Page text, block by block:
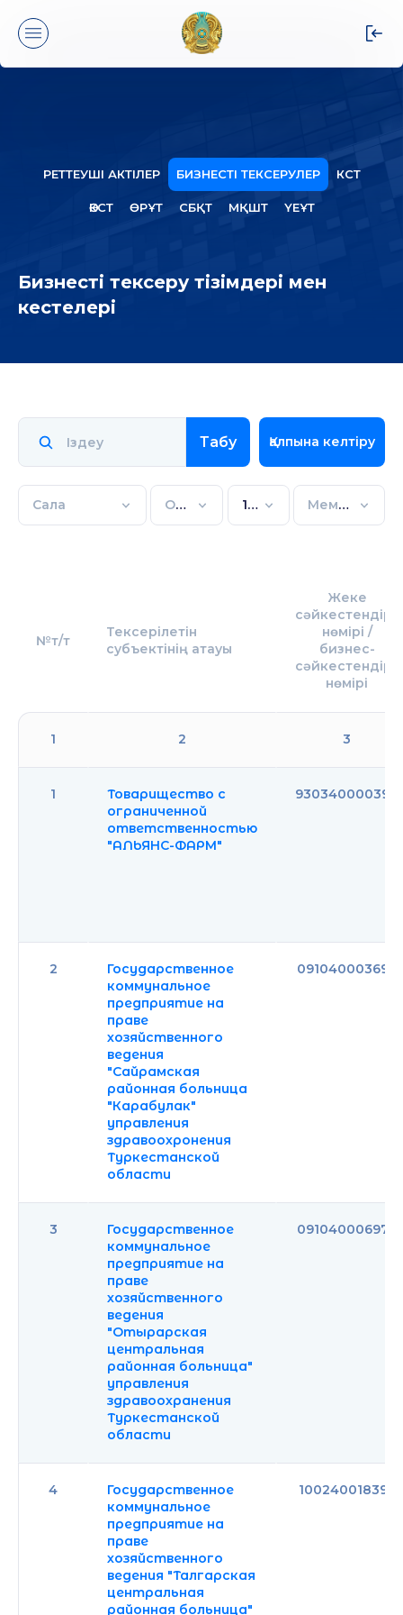
РЕТТЕУШІ АКТІЛЕР БИЗНЕСТІ ТЕКСЕРУЛЕР КСТ
ӘКСТ ӨРҰТ СБҚТ МҚШТ ҮЕҰТ
Бизнесті тексеру тізімдері мен
кестелері
Табу Қалпына келтіру
Сала Облыс 1 полугодие 2025 года Мемлекеттік бақылау түрі
№т/т
Тексерілетін
субъектінің атауы
Жеке
сәйкестендiру
нөмiрі /
бизнес-
сәйкестендiру
нөмiрi
1 2 3
1
Товарищество с
ограниченной
ответственностью
"АЛЬЯНС-ФАРМ"
930340000390
2
Государственное
коммунальное
предприятие на
праве
хозяйственного
ведения
"Сайрамская
районная больница
"Карабулак"
управления
здравоохронения
Туркестанской
области
091040003697
3
Государственное
коммунальное
предприятие на
праве
хозяйственного
ведения
"Отырарская
центральная
районная больница"
управления
здравоохранения
Туркестанской
области
091040006979
4
Государственное
коммунальное
предприятие на
праве
хозяйственного
ведения "Талгарская
центральная
районная больница"
100240018397